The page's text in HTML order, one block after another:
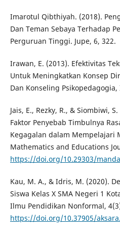
Imarotul Qibthiyah. (2018).
Dan Teman Sebaya Terhadap
Perguruan Tinggi. Jupe, 6, 322.
Irawan, E. (2013). Efektivitas
Untuk Meningkatkan Konsep
Dan Konseling Psikopedagogia,
Jais, E., Rezky, R., & Siombiwi,
Faktor Penyebab Timbulnya
Kegagalan dalam Mempelajari
Mathematics and Educations
https://doi.org/10.29303/
Kau, M. A., & Idris, M. (2020).
Siswa Kelas X SMA Negeri 1
Ilmu Pendidikan Nonformal,
https://doi.org/10.37905/